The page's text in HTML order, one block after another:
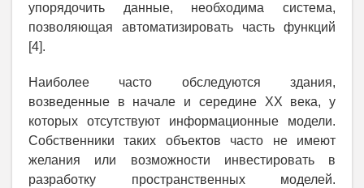
упорядочить данные, необходима система,
позволяющая автоматизировать часть функций
[4].
Наиболее часто обследуются здания,
возведенные в начале и середине XX века, у
которых отсутствуют информационные модели.
Собственники таких объектов часто не имеют
желания или возможности инвестировать в
разработку пространственных моделей.